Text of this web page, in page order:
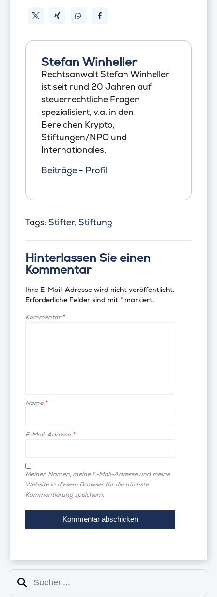
Stefan Winheller
Rechtsanwalt Stefan Winheller
ist seit rund 20 Jahren auf
steuerrechtliche Fragen
spezialisiert, v.a. in den
Bereichen Krypto,
Stiftungen/NPO und
Internationales.
Beiträge - Profil
Tags: Stifter, Stiftung
Hinterlassen Sie einen
Kommentar
Ihre E-Mail-Adresse wird nicht veröffentlicht.
Erforderliche Felder sind mit *markiert.
Kommentar*
Name *
E-Mail-Adresse *
Meinen Namen, meine E-Mail-Adresse und meine
Website in diesem Browser für die nächste
Kommentierung speichern.
Suchen